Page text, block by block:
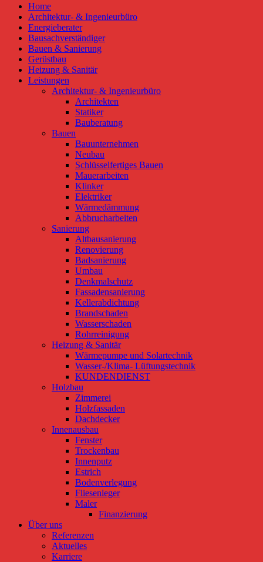
Home
Architektur- & Ingenieurbüro
Energieberater
Bausachverständiger
Bauen & Sanierung
Gerüstbau
Heizung & Sanitär
Leistungen
Architektur- & Ingenieurbüro
Architekten
Statiker
Bauberatung
Bauen
Bauunternehmen
Neubau
Schlüsselfertiges Bauen
Mauerarbeiten
Klinker
Elektriker
Wärmedämmung
Abbrucharbeiten
Sanierung
Altbausanierung
Renovierung
Badsanierung
Umbau
Denkmalschutz
Fassadensanierung
Kellerabdichtung
Brandschaden
Wasserschaden
Rohrreinigung
Heizung & Sanitär
Wärmepumpe und Solartechnik
Wasser-/Klima- Lüftungstechnik
KUNDENDIENST
Holzbau
Zimmerei
Holzfassaden
Dachdecker
Innenausbau
Fenster
Trockenbau
Innenputz
Estrich
Bodenverlegung
Fliesenleger
Maler
Finanzierung
Über uns
Referenzen
Aktuelles
Karriere